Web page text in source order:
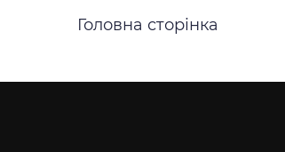
Головна сторінка